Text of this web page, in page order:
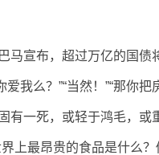
宣布，超过万亿的国债
么？”“当然！”“那你把
一死，或轻于鸿毛，或重
最昂贵的食品是什么？